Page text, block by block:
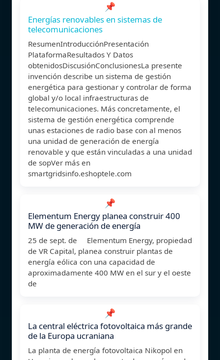
📌
Energías renovables en sistemas de
telecomunicaciones
ResumenIntroducciónPresentación
PlataformaResultados Y Datos
obtenidosDiscusiónConclusionesLa presente
invención describe un sistema de gestión
energética para gestionar y controlar de forma
global y/o local infraestructuras de
telecomunicaciones. Más concretamente, el
sistema de gestión energética comprende
unas estaciones de radio base con al menos
una unidad de generación de energía
renovable y que están vinculadas a una unidad
de sopVer más en
smartgridsinfo.eshoptele.com
📌
Elementum Energy planea construir 400
MW de generación de energía
25 de sept. de Elementum Energy, propiedad
de VR Capital, planea construir plantas de
energía eólica con una capacidad de
aproximadamente 400 MW en el sur y el oeste
de
📌
La central eléctrica fotovoltaica más grande
de la Europa ucraniana
La planta de energía fotovoltaica Nikopol en